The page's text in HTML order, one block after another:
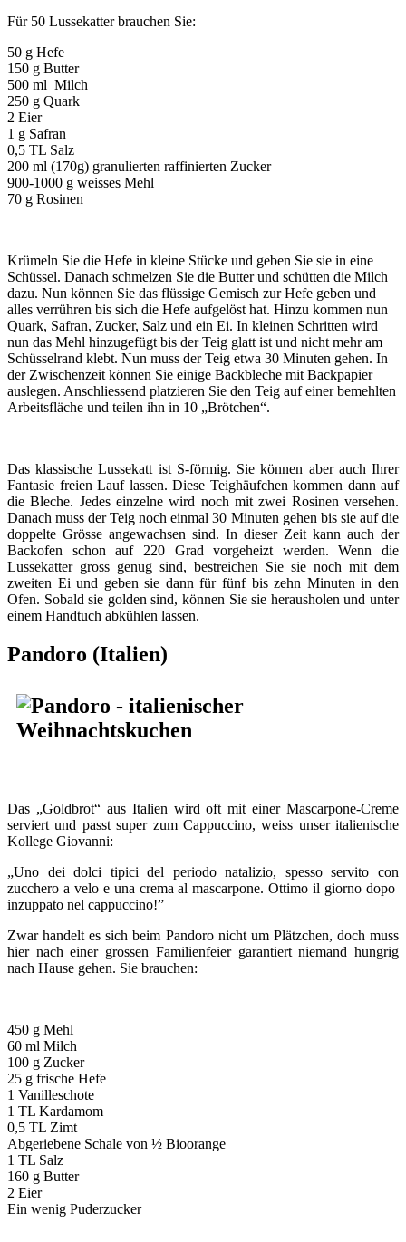
Für 50 Lussekatter brauchen Sie:
50 g Hefe
150 g Butter
500 ml Milch
250 g Quark
2 Eier
1 g Safran
0,5 TL Salz
200 ml (170g) granulierten raffinierten Zucker
900-1000 g weisses Mehl
70 g Rosinen
Krümeln Sie die Hefe in kleine Stücke und geben Sie sie in eine
Schüssel. Danach schmelzen Sie die Butter und schütten die Milch
dazu. Nun können Sie das flüssige Gemisch zur Hefe geben und
alles verrühren bis sich die Hefe aufgelöst hat. Hinzu kommen nun
Quark, Safran, Zucker, Salz und ein Ei. In kleinen Schritten wird
nun das Mehl hinzugefügt bis der Teig glatt ist und nicht mehr am
Schüsselrand klebt. Nun muss der Teig etwa 30 Minuten gehen. In
der Zwischenzeit können Sie einige Backbleche mit Backpapier
auslegen. Anschliessend platzieren Sie den Teig auf einer bemehlten
Arbeitsfläche und teilen ihn in 10 „Brötchen“.
Das klassische Lussekatt ist S-förmig. Sie können aber auch Ihrer
Fantasie freien Lauf lassen. Diese Teighäufchen kommen dann auf
die Bleche. Jedes einzelne wird noch mit zwei Rosinen versehen.
Danach muss der Teig noch einmal 30 Minuten gehen bis sie auf die
doppelte Grösse angewachsen sind. In dieser Zeit kann auch der
Backofen schon auf 220 Grad vorgeheizt werden. Wenn die
Lussekatter gross genug sind, bestreichen Sie sie noch mit dem
zweiten Ei und geben sie dann für fünf bis zehn Minuten in den
Ofen. Sobald sie golden sind, können Sie sie herausholen und unter
einem Handtuch abkühlen lassen.
Pandoro (Italien)
Das „Goldbrot“ aus Italien wird oft mit einer Mascarpone-Creme
serviert und passt super zum Cappuccino, weiss unser italienische
Kollege Giovanni:
„Uno dei dolci tipici del periodo natalizio, spesso servito con
zucchero a velo e una crema al mascarpone. Ottimo il giorno dopo
inzuppato nel cappuccino!”
Zwar handelt es sich beim Pandoro nicht um Plätzchen, doch muss
hier nach einer grossen Familienfeier garantiert niemand hungrig
nach Hause gehen. Sie brauchen:
450 g Mehl
60 ml Milch
100 g Zucker
25 g frische Hefe
1 Vanilleschote
1 TL Kardamom
0,5 TL Zimt
Abgeriebene Schale von ½ Bioorange
1 TL Salz
160 g Butter
2 Eier
Ein wenig Puderzucker